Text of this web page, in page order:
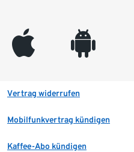
appleinc android
Vertrag widerrufen
Mobilfunkvertrag kündigen
Kaffee-Abo kündigen